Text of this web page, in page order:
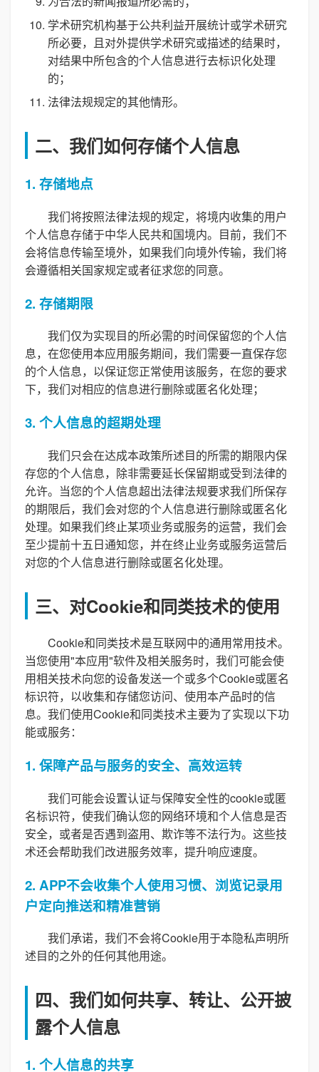
学术研究机构基于公共利益开展统计或学术研究
所必要，且对外提供学术研究或描述的结果时，
对结果中所包含的个人信息进行去标识化处理
的；
法律法规规定的其他情形。
二、我们如何存储个人信息
1. 存储地点
我们将按照法律法规的规定，将境内收集的用户
个人信息存储于中华人民共和国境内。目前，我们不
会将信息传输至境外，如果我们向境外传输，我们将
会遵循相关国家规定或者征求您的同意。
2. 存储期限
我们仅为实现目的所必需的时间保留您的个人信
息，在您使用本应用服务期间，我们需要一直保存您
的个人信息，以保证您正常使用该服务，在您的要求
下，我们对相应的信息进行删除或匿名化处理；
3. 个人信息的超期处理
我们只会在达成本政策所述目的所需的期限内保
存您的个人信息，除非需要延长保留期或受到法律的
允许。当您的个人信息超出法律法规要求我们所保存
的期限后，我们会对您的个人信息进行删除或匿名化
处理。如果我们终止某项业务或服务的运营，我们会
至少提前十五日通知您，并在终止业务或服务运营后
对您的个人信息进行删除或匿名化处理。
三、对Cookie和同类技术的使用
Cookie和同类技术是互联网中的通用常用技术。
当您使用"本应用"软件及相关服务时，我们可能会使
用相关技术向您的设备发送一个或多个Cookie或匿名
标识符，以收集和存储您访问、使用本产品时的信
息。我们使用Cookie和同类技术主要为了实现以下功
能或服务：
1. 保障产品与服务的安全、高效运转
我们可能会设置认证与保障安全性的cookie或匿
名标识符，使我们确认您的网络环境和个人信息是否
安全，或者是否遇到盗用、欺诈等不法行为。这些技
术还会帮助我们改进服务效率，提升响应速度。
2. APP不会收集个人使用习惯、浏览记录用
户定向推送和精准营销
我们承诺，我们不会将Cookie用于本隐私声明所
述目的之外的任何其他用途。
四、我们如何共享、转让、公开披
露个人信息
1. 个人信息的共享